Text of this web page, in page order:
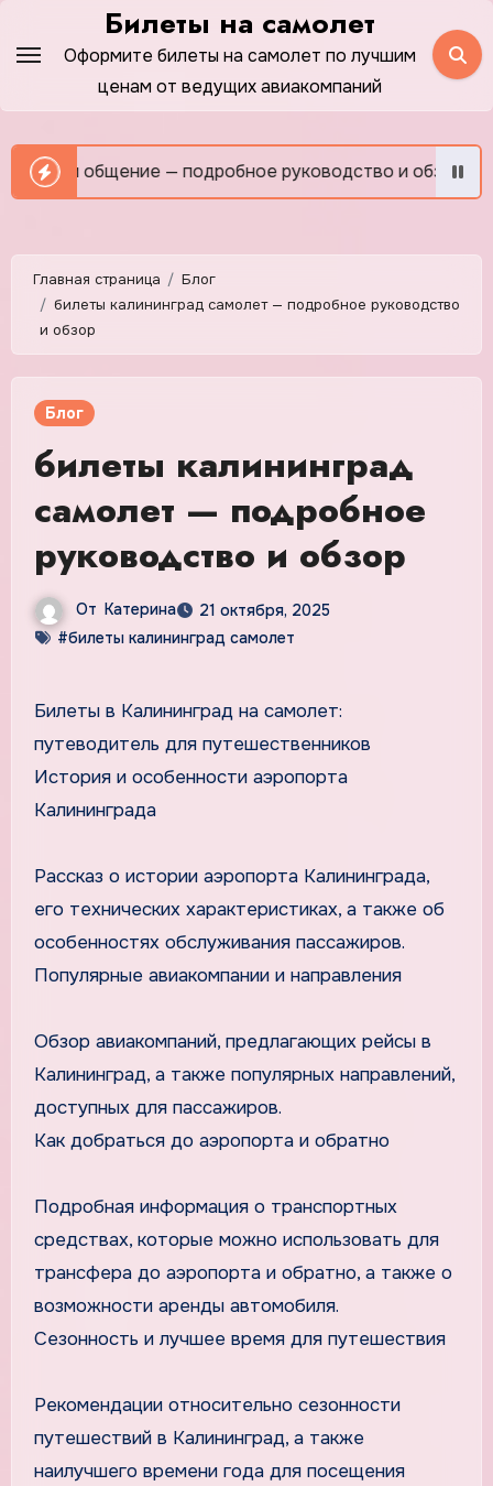
Билеты на самолет
Оформите билеты на самолет по лучшим
ценам от ведущих авиакомпаний
— подробное руководство и обзор Как
Главная страница
Блог
билеты калининград самолет — подробное руководство
и обзор
Блог
билеты калининград
самолет — подробное
руководство и обзор
От Катерина
21 октября, 2025
#билеты калининград самолет
Билеты в Калининград на самолет:
путеводитель для путешественников
История и особенности аэропорта
Калининграда
Рассказ о истории аэропорта Калининграда,
его технических характеристиках, а также об
особенностях обслуживания пассажиров.
Популярные авиакомпании и направления
Обзор авиакомпаний, предлагающих рейсы в
Калининград, а также популярных направлений,
доступных для пассажиров.
Как добраться до аэропорта и обратно
Подробная информация о транспортных
средствах, которые можно использовать для
трансфера до аэропорта и обратно, а также о
возможности аренды автомобиля.
Сезонность и лучшее время для путешествия
Рекомендации относительно сезонности
путешествий в Калининград, а также
наилучшего времени года для посещения